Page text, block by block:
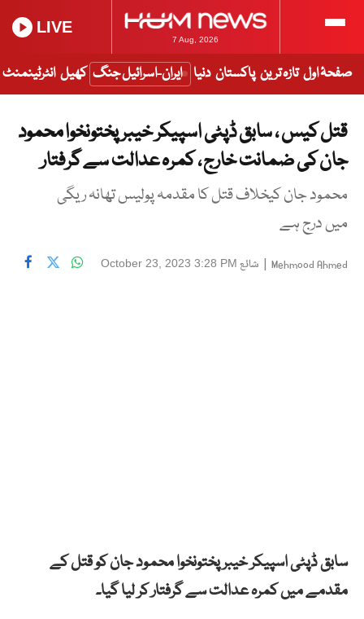
7 Aug, 2026
LIVE
صفحۂ اول تازہ ترین پاکستان دنیا ایران-اسرائیل جنگ کھیل انٹرٹینمنٹ
قتل کیس ، سابق ڈپٹی اسپیکر خیبر پختونخوا محمود
جان کی ضمانت خارج ، کمرہ عدالت سے گرفتار
محمود جان کیخلاف قتل کا مقدمہ پولیس تھانہ ریگی
میں درج ہے
Mehmood Ahmed
| شائع October 23, 2023 3:28 PM
سابق ڈپٹی اسپیکر خیبر پختونخوا محمود جان کو قتل کے
مقدمے میں کمرہ عدالت سے گرفتار کر لیا گیا۔